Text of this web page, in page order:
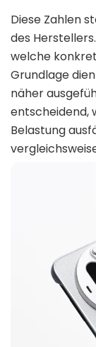
Diese Zahlen
des
welche
Grundlage
näher
entscheidend,
Belastung